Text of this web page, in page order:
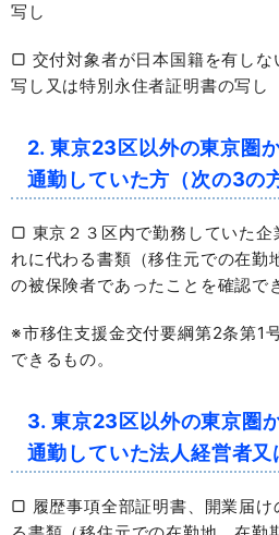
写し
▢ 交付対象者が日本国籍を有しな
写し又は特別永住者証明書の写し
2. 東京23区以外の東京圏
通勤していた方（次の3の
▢ 東京２３区内で勤務していた企
れに代わる書類（移住元での在勤
の被保険者であったことを確認で
※市移住支援金交付要綱第2条第1
できるもの。
3. 東京23区以外の東京圏
通勤していた法人経営者又
▢ 履歴事項全部証明書、開業届け